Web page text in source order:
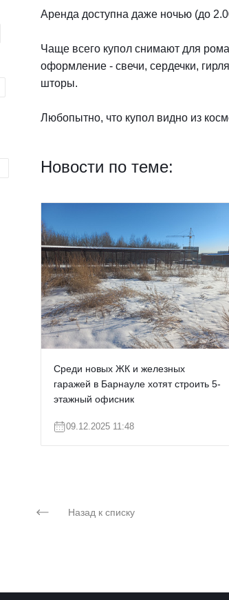
Аренда доступна даже ночью (до
Чаще всего купол снимают для
оформление - свечи, сердечки,
шторы.
Любопытно, что купол видно из
Новости по теме:
Среди новых ЖК и железных
гаражей в Барнауле хотят строить 5-
этажный офисник
09.12.2025 11:48
Назад к списку